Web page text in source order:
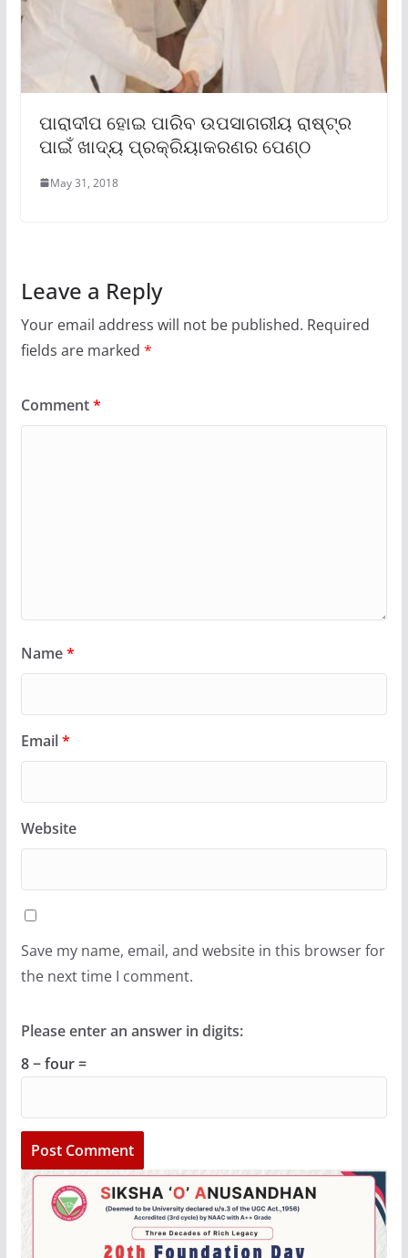
ପାରାଦୀପ ହୋଇ ପାରିବ ଉପସାଗରୀୟ ରାଷ୍ଟ୍ର
ପାଇଁ ଖାଦ୍ୟ ପ୍ରକ୍ରିୟାକରଣର ପେଣ୍ଠ
May 31, 2018
Leave a Reply
Your email address will not be published. Required
fields are marked *
Comment*
Name*
Email*
Website
Save my name, email, and website in this browser for
the next time I comment.
Please enter an answer in digits:
8 − four =